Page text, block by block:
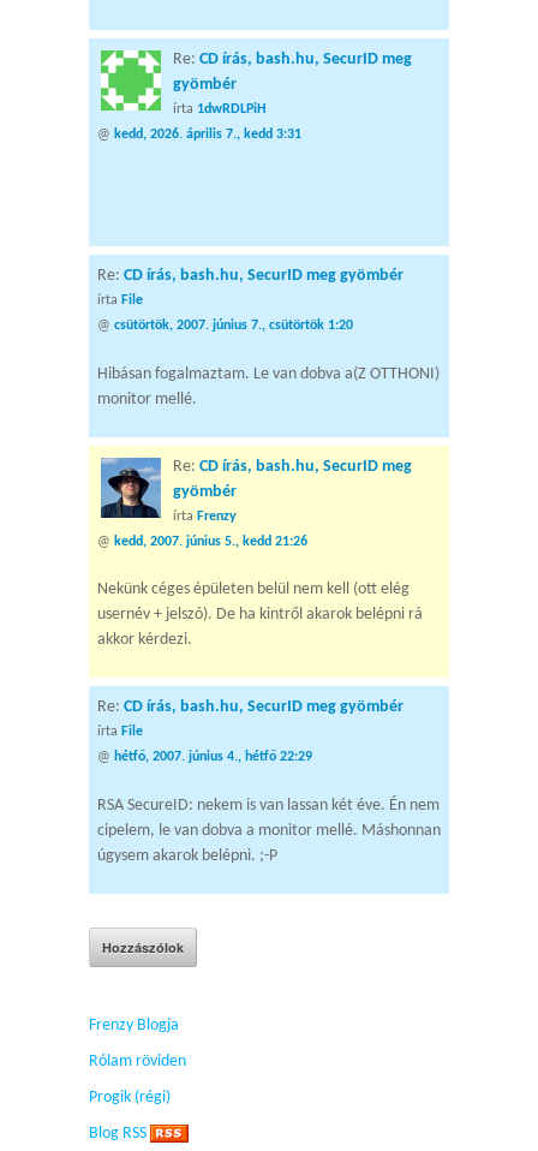
Re: CD írás, bash.hu, SecurID meg
gyömbér
írta 1dwRDLPiH
@ kedd, 2026. április 7., kedd 3:31
Re: CD írás, bash.hu, SecurID meg gyömbér
írta File
@ csütörtök, 2007. június 7., csütörtök 1:20
Hibásan fogalmaztam. Le van dobva a(Z OTTHONI)
monitor mellé.
Re: CD írás, bash.hu, SecurID meg
gyömbér
írta Frenzy
@ kedd, 2007. június 5., kedd 21:26
Nekünk céges épületen belül nem kell (ott elég
usernév + jelszó). De ha kintről akarok belépni rá
akkor kérdezi.
Re: CD írás, bash.hu, SecurID meg gyömbér
írta File
@ hétfő, 2007. június 4., hétfő 22:29
RSA SecureID: nekem is van lassan két éve. Én nem
cipelem, le van dobva a monitor mellé. Máshonnan
úgysem akarok belépni. ;-P
Frenzy Blogja
Rólam röviden
Progik (régi)
Blog RSS